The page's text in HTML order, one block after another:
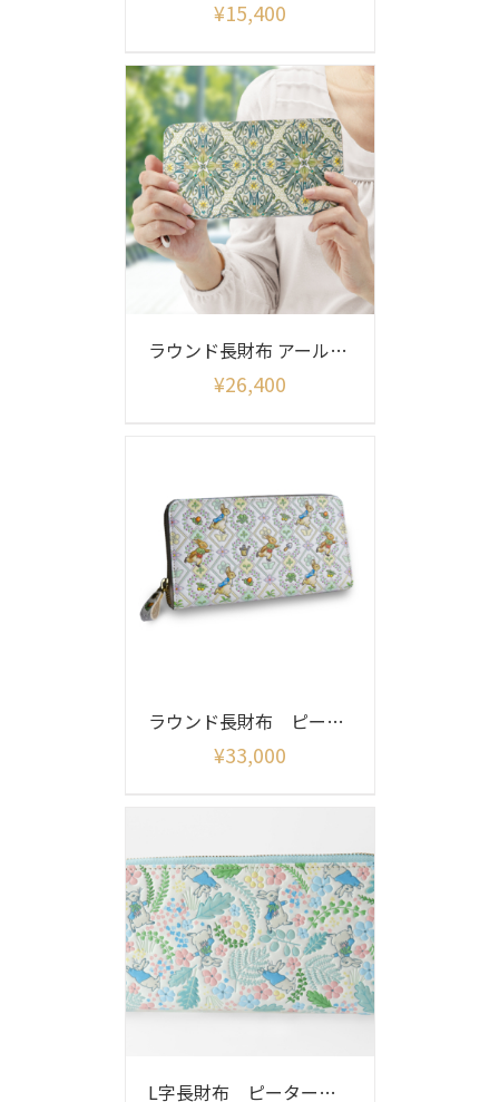
¥15,400
ラウンド長財布 アールヌーボー柄
¥26,400
ラウンド長財布 ピーターラビット（ガーデン）
¥33,000
L字長財布 ピーターラビット イングリッシュガーデン